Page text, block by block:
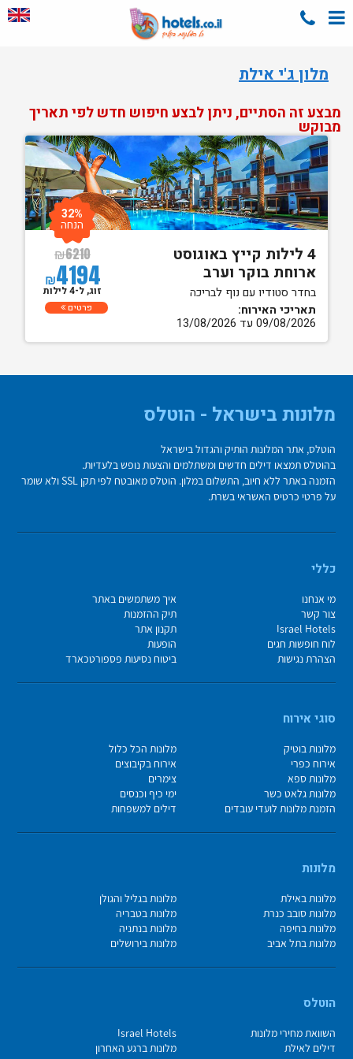
מלון ג'י אילת
מבצע זה הסתיים, ניתן לבצע חיפוש חדש לפי תאריך
מבוקש
4 לילות קייץ באוגוסט
ארוחת בוקר וערב
בחדר סטודיו עם נוף לבריכה
תאריכי האירוח:
09/08/2026 עד 13/08/2026
₪6210
₪4194
32%
הנחה
זוג, ל-4 לילות
פרטים
מלונות בישראל - הוטלס
הוטלס, אתר המלונות הותיק והגדול בישראל
בהוטלס תמצאו דילים חדשים ומשתלמים והצעות נופש בלעדיות.
הזמנה באתר ללא חיוב, התשלום במלון. הוטלס מאובטח לפי תקן SSL ולא שומר
על פרטי כרטיס האשראי בשרת.
כללי
מי אנחנו
איך משתמשים באתר
צור קשר
תיק ההזמנות
Israel Hotels
תקנון אתר
לוח חופשות חגים
הופעות
הצהרת נגישות
ביטוח נסיעות פספורטכארד
סוגי אירוח
מלונות בוטיק
מלונות הכל כלול
אירוח כפרי
אירוח בקיבוצים
מלונות ספא
צימרים
מלונות גלאט כשר
ימי כיף וכנסים
הזמנת מלונות לועדי עובדים
דילים למשפחות
מלונות
מלונות באילת
מלונות בגליל והגולן
מלונות סובב כנרת
מלונות בטבריה
מלונות בחיפה
מלונות בנתניה
מלונות בתל אביב
מלונות בירושלים
הוטלס
השוואת מחירי מלונות
Israel Hotels
דילים לאילת
מלונות ברגע האחרון